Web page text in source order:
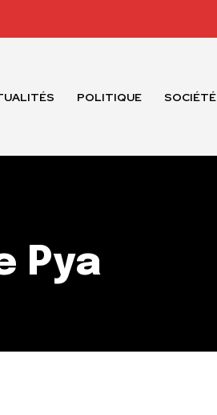
POLITIQUE SOCIÉTÉ
Pya